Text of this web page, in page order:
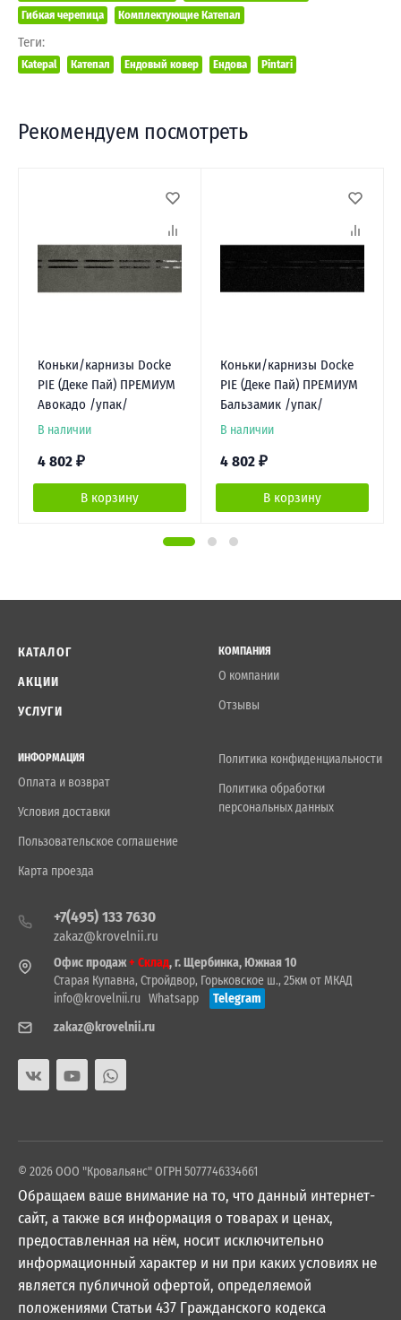
Гибкая черепица
Комплектующие Катепал
Теги:
Katepal Катепал Ендовый ковер Ендова Pintari
Рекомендуем посмотреть
Коньки/карнизы Docke
PIE (Деке Пай) ПРЕМИУМ
Авокадо /упак/
В наличии
4 802 ₽
В корзину
Коньки/карнизы Docke
PIE (Деке Пай) ПРЕМИУМ
Бальзамик /упак/
В наличии
4 802 ₽
В корзину
КАТАЛОГ
АКЦИИ
УСЛУГИ
КОМПАНИЯ
О компании
Отзывы
ИНФОРМАЦИЯ
Оплата и возврат
Условия доставки
Пользовательское соглашение
Карта проезда
Политика конфиденциальности
Политика обработки
персональных данных
+7(495) 133 7630
zakaz@krovelnii.ru
Офис продаж+ Склад, г. Щербинка, Южная 10
Старая Купавна, Стройдвор, Горьковское ш., 25км от МКАД
info@krovelnii.ru Whatsapp
Telegram
zakaz@krovelnii.ru
© 2026 ООО "Кровальянс" ОГРН 5077746334661
Обращаем ваше внимание на то, что данный интернет-
сайт, а также вся информация о товарах и ценах,
предоставленная на нём, носит исключительно
информационный характер и ни при каких условиях не
является публичной офертой, определяемой
положениями Статьи 437 Гражданского кодекса